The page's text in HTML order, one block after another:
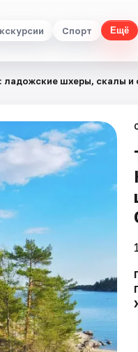
Спорт Ещё
ладожские шхеры, скалы и